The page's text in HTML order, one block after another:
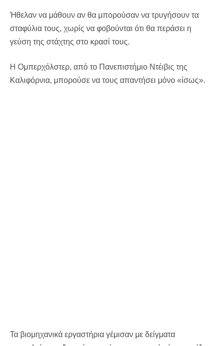
Ήθελαν να μάθουν αν θα μπορούσαν να τρυγήσουν τα
σταφύλια τους, χωρίς να φοβούνται ότι θα περάσει η
γεύση της στάχτης στο κρασί τους.
Η Ομπερχόλστερ, από το Πανεπιστήμιο Ντέιβις της
Καλιφόρνια, μπορούσε να τους απαντήσει μόνο «ίσως».
Τα βιομηχανικά εργαστήρια γέμισαν με δείγματα